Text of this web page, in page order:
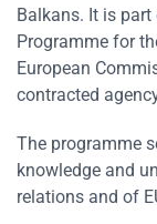
Balkans. It is
Programme for
European
contracted
The programme
knowledge and
relations and of